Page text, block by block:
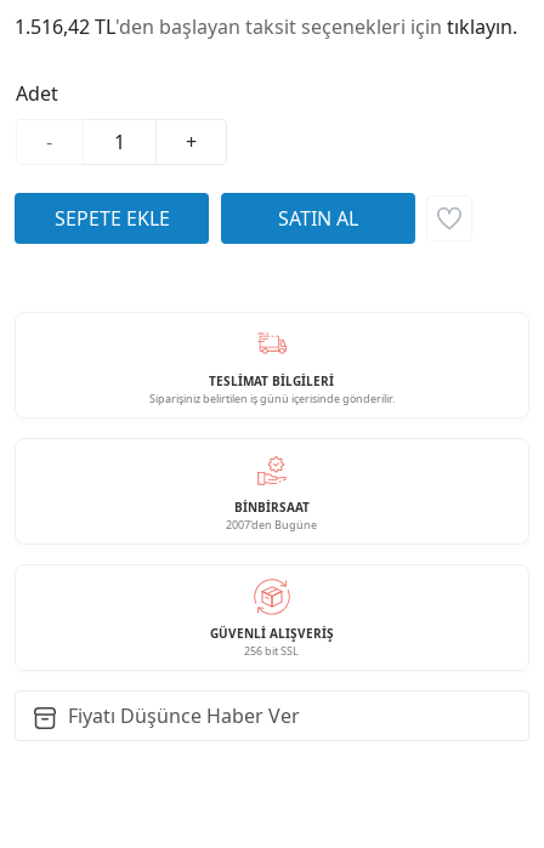
1.516,42 TL'den başlayan taksit seçenekleri için tıklayın.
Adet
-
+
TESLİMAT BİLGİLERİ
Siparişiniz belirtilen iş günü içerisinde gönderilir.
BINBIRSAAT
2007'den Bugüne
GÜVENLI ALIŞVERIŞ
256 bit SSL
Fiyatı Düşünce Haber Ver